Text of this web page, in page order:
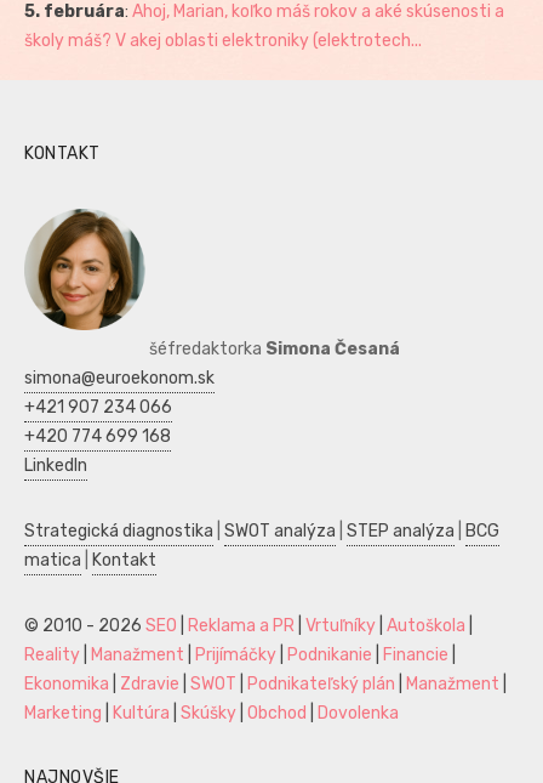
5. februára: Ahoj, Marian, koľko máš rokov a aké skúsenosti a
školy máš? V akej oblasti elektroniky (elektrotech...
KONTAKT
šéfredaktorka Simona Česaná
simona@euroekonom.sk
+421 907 234 066
+420 774 699 168
LinkedIn
Strategická diagnostika SWOT analýza STEP analýza
BCG
matica
Kontakt
© 2010 - 2026 SEO Reklama a PR Vrtuľníky Autoškola
Reality
Manažment Prijímáčky Podnikanie Financie
Ekonomika
Zdravie SWOT Podnikateľský plán Manažment
Marketing
Kultúra Skúšky Obchod Dovolenka
NAJNOVŠIE